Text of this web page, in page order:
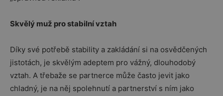
Skvělý muž pro stabilní vztah
Díky své potřebě stability a zakládání si na osvědčených
jistotách, je skvělým adeptem pro vážný, dlouhodobý
vztah. A třebaže se partnerce může často jevit jako
chladný, je na něj spolehnutí a partnerství s ním jako